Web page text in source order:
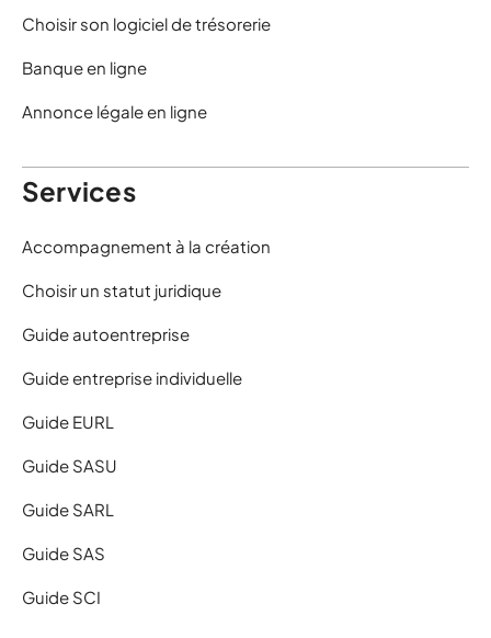
Choisir son logiciel de trésorerie
Banque en ligne
Annonce légale en ligne
Services
Accompagnement à la création
Choisir un statut juridique
Guide autoentreprise
Guide entreprise individuelle
Guide EURL
Guide SASU
Guide SARL
Guide SAS
Guide SCI